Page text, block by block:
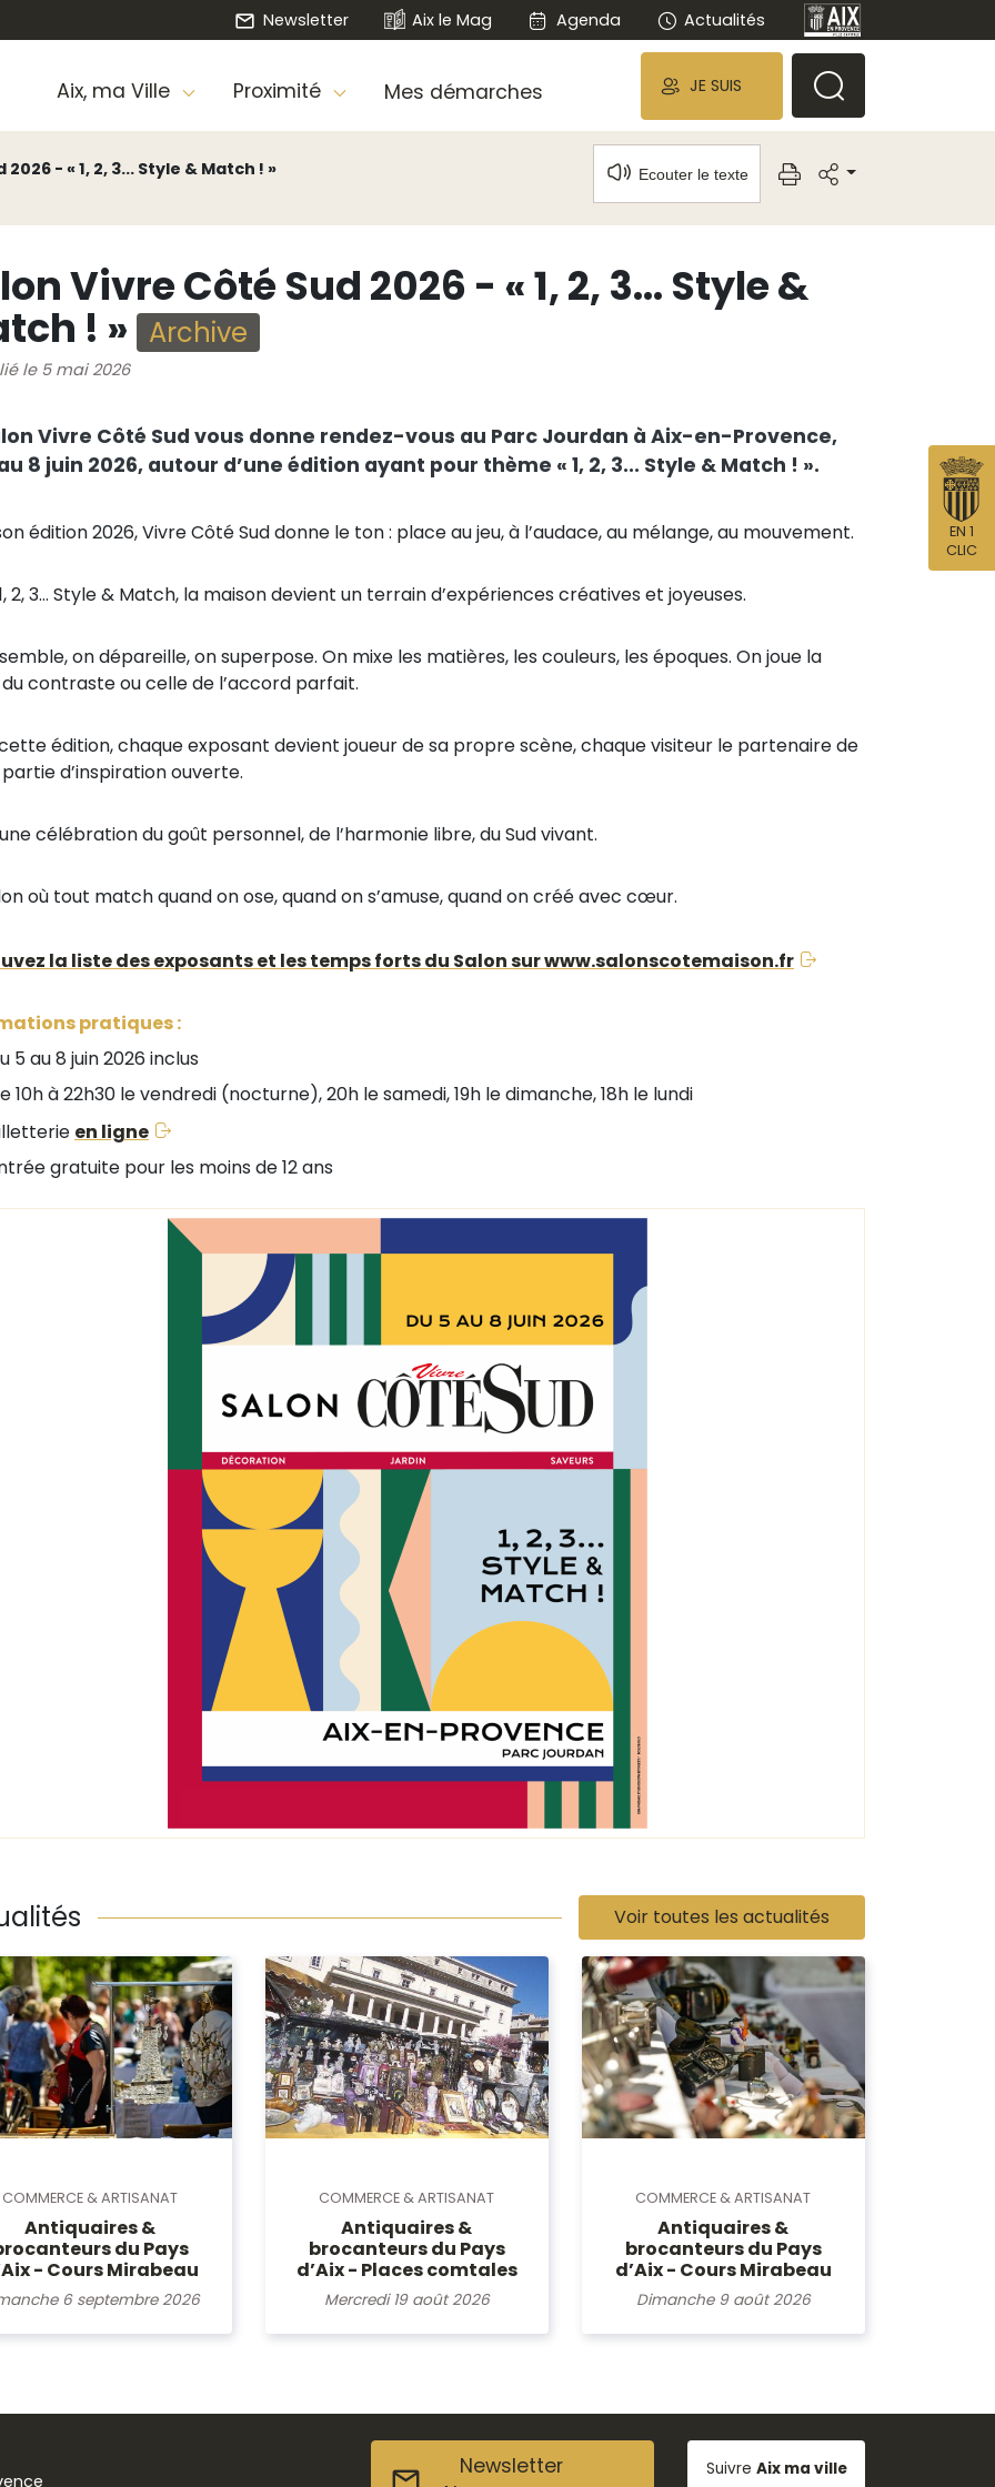
Newsletter Aix le Mag Agenda Actualités
Aix, ma Ville Proximité Mes démarches JE SUIS
- « 1, 2, 3... Style & Match ! » Ecouter le texte
Vivre Côté Sud 2026 - « 1, 2, 3... Style &
! » Archive
le 5 mai 2026
Vivre Côté Sud vous donne rendez-vous au Parc Jourdan à Aix-en-Provence,
8 juin 2026, autour d’une édition ayant pour thème « 1, 2, 3... Style & Match ! ».
édition 2026, Vivre Côté Sud donne le ton : place au jeu, à l’audace, au mélange, au mouvement.
2, 3… Style & Match, la maison devient un terrain d’expériences créatives et joyeuses.
on dépareille, on superpose. On mixe les matières, les couleurs, les époques. On joue la
contraste ou celle de l’accord parfait.
édition, chaque exposant devient joueur de sa propre scène, chaque visiteur le partenaire de
d’inspiration ouverte.
célébration du goût personnel, de l’harmonie libre, du Sud vivant.
où tout match quand on ose, quand on s’amuse, quand on créé avec cœur.
la liste des exposants et les temps forts du Salon sur www.salonscotemaison.fr
pratiques :
5 au 8 juin 2026 inclus
10h à 22h30 le vendredi (nocturne), 20h le samedi, 19h le dimanche, 18h le lundi
en ligne
gratuite pour les moins de 12 ans
Voir toutes les actualités
COMMERCE & ARTISANAT
Antiquaires &
du Pays
- Cours Mirabeau
6 septembre 2026
COMMERCE & ARTISANAT
Antiquaires &
brocanteurs du Pays
d’Aix - Places comtales
Mercredi 19 août 2026
COMMERCE & ARTISANAT
Antiquaires &
brocanteurs du Pays
d’Aix - Cours Mirabeau
Dimanche 9 août 2026
Newsletter
Suivre Aix ma ville
EN 1
CLIC